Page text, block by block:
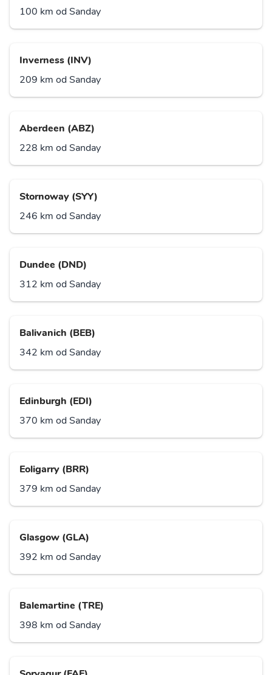
100 km od Sanday
Inverness (INV)
209 km od Sanday
Aberdeen (ABZ)
228 km od Sanday
Stornoway (SYY)
246 km od Sanday
Dundee (DND)
312 km od Sanday
Balivanich (BEB)
342 km od Sanday
Edinburgh (EDI)
370 km od Sanday
Eoligarry (BRR)
379 km od Sanday
Glasgow (GLA)
392 km od Sanday
Balemartine (TRE)
398 km od Sanday